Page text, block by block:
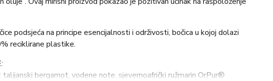
podsjeća na principe esencijalnosti i održivosti, bočica u kojoj dolazi
reciklirane plastike.
talijanski bergamot, vodene note, sjevernoafrički ružmarin OrPur®